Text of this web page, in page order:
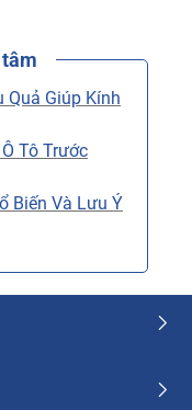
Quả Giúp Kính
Tô Trước
Biến Và Lưu Ý